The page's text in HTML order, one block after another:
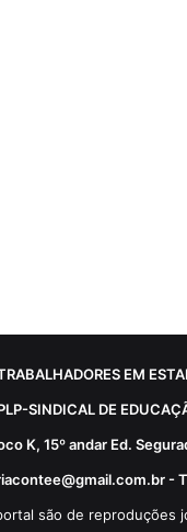
EM
SINDICAL DE
K, 15º andar Ed.
-
são de reproduções